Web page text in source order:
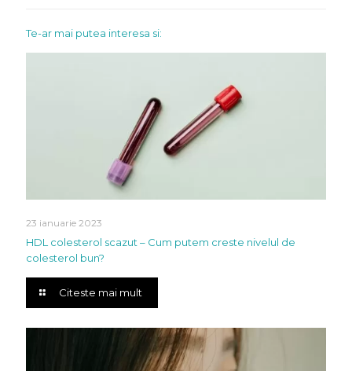
Te-ar mai putea interesa si:
23 ianuarie 2023
HDL colesterol scazut – Cum putem creste nivelul de
colesterol bun?
Citeste mai mult